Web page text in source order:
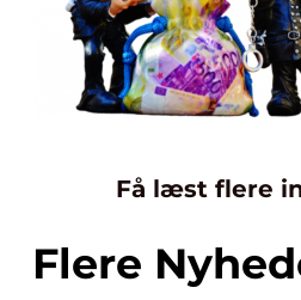
Få læst flere
Flere